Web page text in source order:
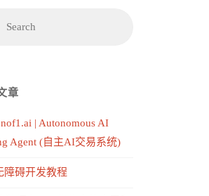
章
| Autonomous AI
Agent (自主AI交易系统)
障碍开发教程